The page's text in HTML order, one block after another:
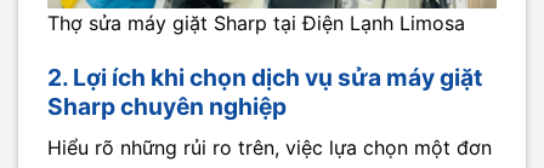
Thợ sửa máy giặt Sharp tại Điện Lạnh Limosa
2. Lợi ích khi chọn dịch vụ sửa máy giặt
Sharp chuyên nghiệp
Hiểu rõ những rủi ro trên, việc lựa chọn một đơn